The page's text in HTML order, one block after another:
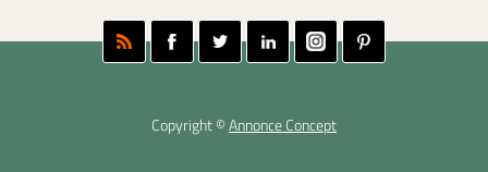
Copyright ©Annonce Concept